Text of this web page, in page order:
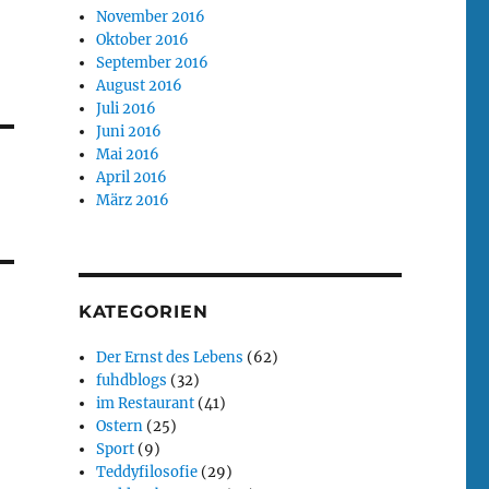
November 2016
Oktober 2016
September 2016
August 2016
Juli 2016
Juni 2016
Mai 2016
April 2016
März 2016
KATEGORIEN
Der Ernst des Lebens (62)
fuhdblogs (32)
im Restaurant (41)
Ostern (25)
Sport (9)
Teddyfilosofie (29)